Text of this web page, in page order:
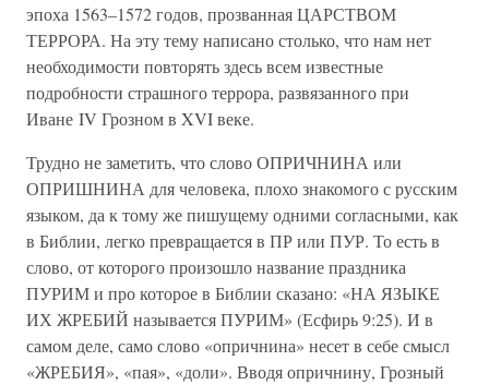
эпоха 1563–1572 годов, прозванная ЦАРСТВОМ
ТЕРРОРА. На эту тему написано столько, что нам нет
необходимости повторять здесь всем известные
подробности страшного террора, развязанного при
Иване IV Грозном в XVI веке.
Трудно не заметить, что слово ОПРИЧНИНА или
ОПРИШНИНА для человека, плохо знакомого с русским
языком, да к тому же пишущему одними согласными, как
в Библии, легко превращается в ПР или ПУР. То есть в
слово, от которого произошло название праздника
ПУРИМ и про которое в Библии сказано: «НА ЯЗЫКЕ
ИХ ЖРЕБИЙ называется ПУРИМ» (Есфирь 9:25). И в
самом деле, само слово «опричнина» несет в себе смысл
«ЖРЕБИЯ», «пая», «доли». Вводя опричнину, Грозный